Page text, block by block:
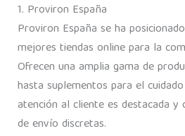
1. Proviron España
Proviron España se ha
mejores tiendas online para la
Ofrecen una amplia gama de
hasta suplementos para el
atención al cliente es destacada y
de envío discretas.